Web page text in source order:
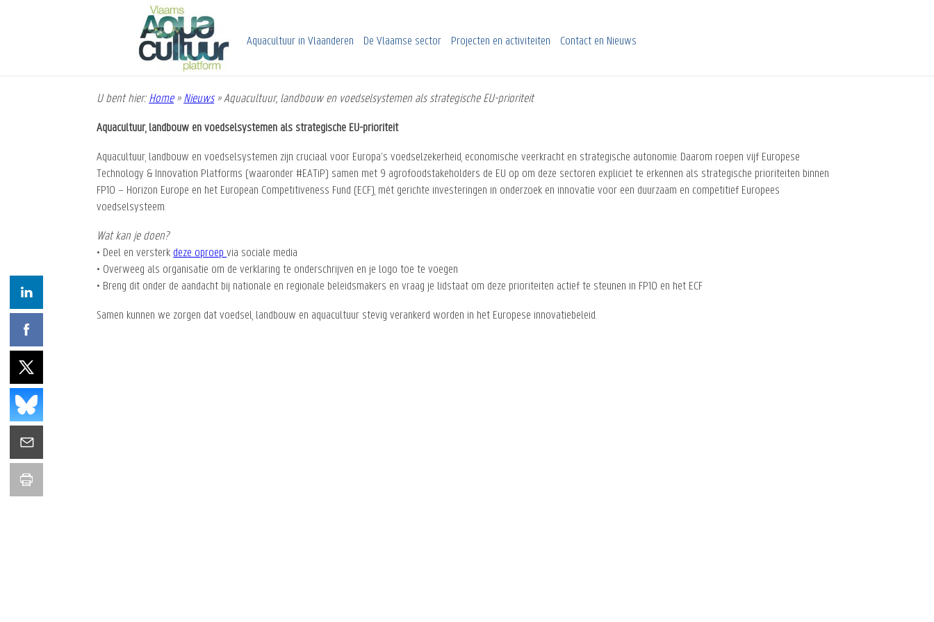
Aquacultuur in Vlaanderen De Vlaamse sector Projecten en activiteiten Contact en Nieuws
U bent hier: Home » Nieuws » Aquacultuur, landbouw en voedselsystemen als strategische EU-prioriteit
Aquacultuur, landbouw en voedselsystemen als strategische EU-prioriteit
Aquacultuur, landbouw en voedselsystemen zijn cruciaal voor Europa’s voedselzekerheid, economische veerkracht en strategische autonomie. Daarom roepen vijf Europese
Technology & Innovation Platforms (waaronder #EATiP) samen met 9 agrofoodstakeholders de EU op om deze sectoren expliciet te erkennen als strategische prioriteiten binnen
FP10 – Horizon Europe en het European Competitiveness Fund (ECF), mét gerichte investeringen in onderzoek en innovatie voor een duurzaam en competitief Europees
voedselsysteem.
Wat kan je doen?
• Deel en versterk deze oproepvia sociale media
• Overweeg als organisatie om de verklaring te onderschrijven en je logo toe te voegen
• Breng dit onder de aandacht bij nationale en regionale beleidsmakers en vraag je lidstaat om deze prioriteiten actief te steunen in FP10 en het ECF
Samen kunnen we zorgen dat voedsel, landbouw en aquacultuur stevig verankerd worden in het Europese innovatiebeleid.